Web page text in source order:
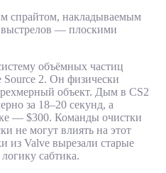
спрайтом, накладываемым
выстрелов — плоскими
объёмных частиц
Source 2. Он физически
объект. Дым в CS2
за 18–20 секунд, а
— $300. Команды очистки
не могут влиять на этот
из Valve вырезали старые
сабтика.